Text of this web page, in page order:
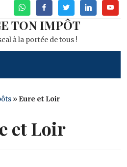
WhatsAppFacebookTwitterLinkedin
TON IMPÔT
à la portée de tous !
» Eure et Loir
et Loir